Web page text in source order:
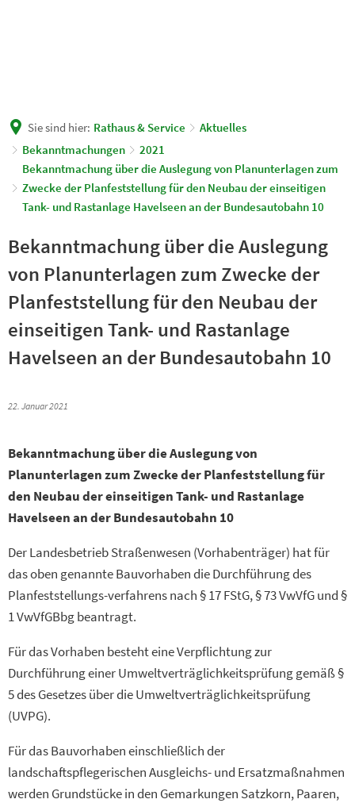
Sie sind hier: Rathaus & Service
Aktuelles
Bekanntmachungen
2021
Bekanntmachung über die Auslegung von Planunterlagen zum
Zwecke der Planfeststellung für den Neubau der einseitigen
Tank- und Rastanlage Havelseen an der Bundesautobahn 10
Bekanntmachung über die Auslegung
von Planunterlagen zum Zwecke der
Planfeststellung für den Neubau der
einseitigen Tank- und Rastanlage
Havelseen an der Bundesautobahn 10
22. Januar 2021
Bekanntmachung über die Auslegung von
Planunterlagen zum Zwecke der Planfeststellung für
den Neubau der einseitigen Tank- und Rastanlage
Havelseen an der Bundesautobahn 10
Der Landesbetrieb Straßenwesen (Vorhabenträger) hat für
das oben genannte Bauvorhaben die Durchführung des
Planfeststellungs-verfahrens nach § 17 FStG, § 73 VwVfG und §
1 VwVfGBbg beantragt.
Für das Vorhaben besteht eine Verpflichtung zur
Durchführung einer Umweltverträglichkeitsprüfung gemäß §
5 des Gesetzes über die Umweltverträglichkeitsprüfung
(UVPG).
Für das Bauvorhaben einschließlich der
landschaftspflegerischen Ausgleichs- und Ersatzmaßnahmen
werden Grundstücke in den Gemarkungen Satzkorn, Paaren,